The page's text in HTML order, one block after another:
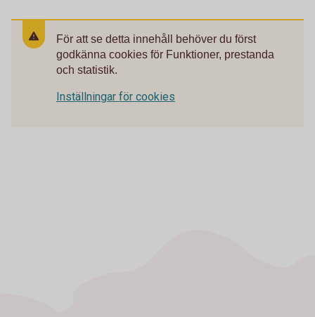
För att se detta innehåll behöver du först
godkänna cookies för Funktioner, prestanda
och statistik.
Inställningar för cookies